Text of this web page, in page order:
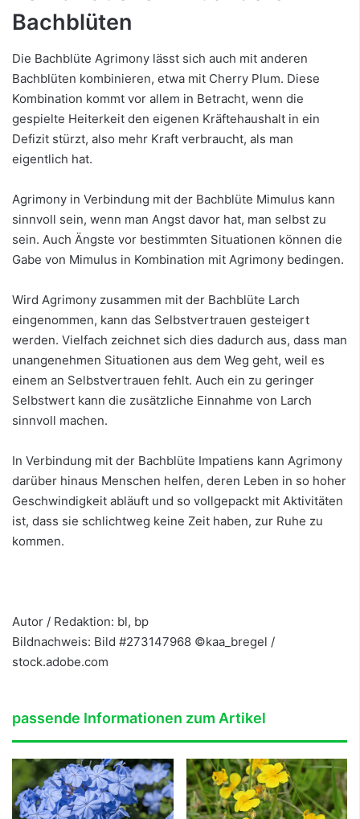
Bachblüten
Die Bachblüte Agrimony lässt sich auch mit anderen
Bachblüten kombinieren, etwa mit Cherry Plum. Diese
Kombination kommt vor allem in Betracht, wenn die
gespielte Heiterkeit den eigenen Kräftehaushalt in ein
Defizit stürzt, also mehr Kraft verbraucht, als man
eigentlich hat.
Agrimony in Verbindung mit der Bachblüte Mimulus kann
sinnvoll sein, wenn man Angst davor hat, man selbst zu
sein. Auch Ängste vor bestimmten Situationen können die
Gabe von Mimulus in Kombination mit Agrimony bedingen.
Wird Agrimony zusammen mit der Bachblüte Larch
eingenommen, kann das Selbstvertrauen gesteigert
werden. Vielfach zeichnet sich dies dadurch aus, dass man
unangenehmen Situationen aus dem Weg geht, weil es
einem an Selbstvertrauen fehlt. Auch ein zu geringer
Selbstwert kann die zusätzliche Einnahme von Larch
sinnvoll machen.
In Verbindung mit der Bachblüte Impatiens kann Agrimony
darüber hinaus Menschen helfen, deren Leben in so hoher
Geschwindigkeit abläuft und so vollgepackt mit Aktivitäten
ist, dass sie schlichtweg keine Zeit haben, zur Ruhe zu
kommen.
Autor / Redaktion: bl, bp
Bildnachweis: Bild #273147968 ©kaa_bregel /
stock.adobe.com
passende Informationen zum Artikel